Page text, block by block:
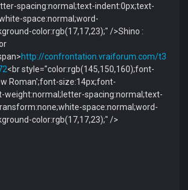
spacing:normal;text-indent:0px;text-
space:normal;word-
color:rgb(17,17,23);" />Shino :
http://confrontation.vraiforum.com/t3
<br style="color:rgb(145,150,160);font-
Roman';font-size:14px;font-
weight:normal;letter-spacing:normal;text-
space:normal;word-
color:rgb(17,17,23);" />